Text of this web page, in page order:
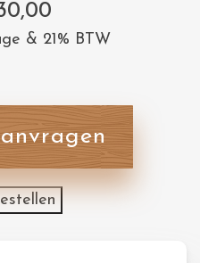
& 21% BTW